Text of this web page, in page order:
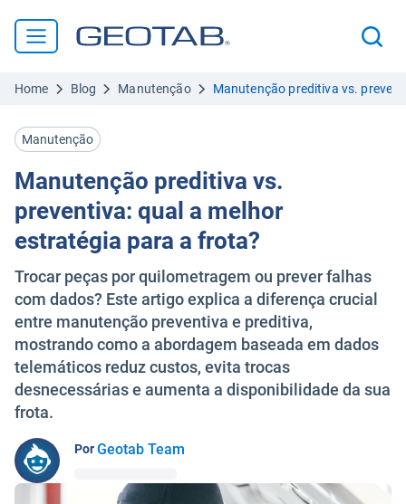
Home Blog Manutenção Manutenção preditiva vs.
Manutenção
Manutenção preditiva vs.
preventiva: qual a melhor
estratégia para a frota?
Trocar peças por quilometragem ou prever falhas
com dados? Este artigo explica a diferença crucial
entre manutenção preventiva e preditiva,
mostrando como a abordagem baseada em dados
telemáticos reduz custos, evita trocas
desnecessárias e aumenta a disponibilidade da sua
frota.
PorGeotab Team